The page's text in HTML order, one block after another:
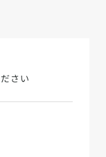
さい